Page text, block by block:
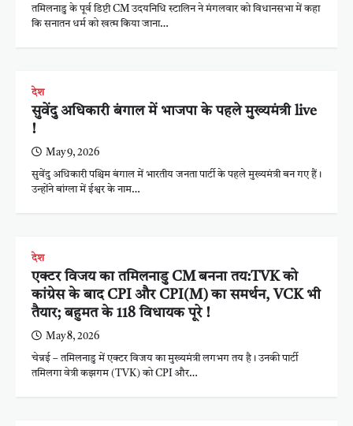
तमिलनाडु के पूर्व डिप्टी CM उदयनिधि स्टालिन ने मंगलवार को विधानसभा में कहा
कि सनातन धर्म को खत्म किया जाना…
देश
सुवेंदु अधिकारी बंगाल में भाजपा के पहले मुख्यमंत्री live
!
May 9, 2026
सुवेंदु अधिकारी पश्चिम बंगाल में भारतीय जनता पार्टी के पहले मुख्यमंत्री बन गए हैं।
उन्होंने बांग्ला में ईश्वर के नाम…
देश
एक्टर विजय का तमिलनाडु CM बनना तय:TVK को
कांग्रेस के बाद CPI और CPI(M) का समर्थन, VCK भी
तैयार; बहुमत के 118 विधायक पूरे !
May 8, 2026
चेन्नई – तमिलनाडु में एक्टर विजय का मुख्यमंत्री लगभग तय है। उनकी पार्टी
तमिलगा वेत्री कझगम (TVK) को CPI और…